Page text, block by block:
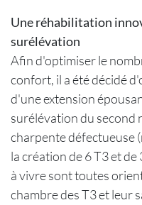
Une réhabilitation
surélévation
Afin d'optimiser le
confort, il a été décidé
d'une extension
surélévation du second
charpente défectueuse
la création de 6 T3 et
à vivre sont toutes
chambre des T3 et leur